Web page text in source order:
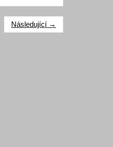
Následující →